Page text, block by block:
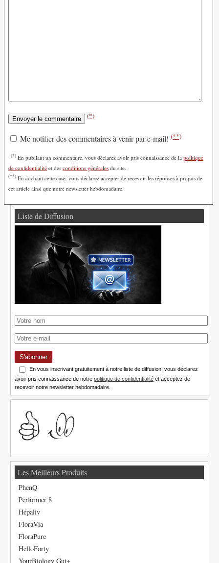
(*)
Me notifier des commentaires à venir par e-mail! (**)
(*) En publiant un commentaire, vous déclarez avoir pris connaissance de la politique
de confidentialité et des conditions générales du site.
(**) En cochant cette case, vous déclarez accepter de recevoir les réponses à propos de
cet article ainsi que notre newsletter hebdomadaire.
Liste de Diffusion
S'abonner
En vous inscrivant gratuitement à notre liste de diffusion, vous déclarez
avoir pris connaissance de notrepolitique de confidentialité et acceptez de
recevoir notre newsletter hebdomadaire.
Les Meilleurs Produits
PhenQ
Performer 8
Hépaliv
FloraVia
FloraPure
HelloForty
YourBiology Gut+